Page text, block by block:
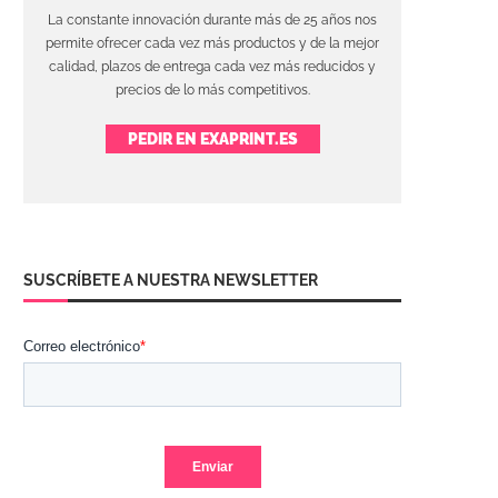
La constante innovación durante más de 25 años nos
permite ofrecer cada vez más productos y de la mejor
calidad, plazos de entrega cada vez más reducidos y
precios de lo más competitivos.
PEDIR EN EXAPRINT.ES
SUSCRÍBETE A NUESTRA NEWSLETTER